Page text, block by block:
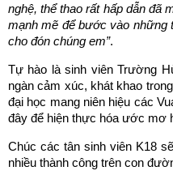
nghệ, thể thao rất hấp dẫn đã
mạnh mẽ để bước vào những
cho đón chúng em”.
Tự hào là sinh viên Trường
ngàn cảm xúc, khát khao
đại học mang niên hiệu các
đây để hiện thực hóa ước mơ
Chúc các tân sinh viên K18
nhiều thành công trên con